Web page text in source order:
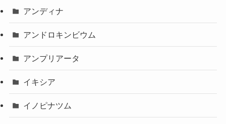
アンディナ
アンドロキンビウム
アンプリアータ
イキシア
イノピナツム